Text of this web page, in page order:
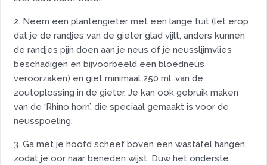
2. Neem een plantengieter met een lange tuit (let erop
dat je de randjes van de gieter glad vijlt, anders kunnen
de randjes pijn doen aan je neus of je neusslijmvlies
beschadigen en bijvoorbeeld een bloedneus
veroorzaken) en giet minimaal 250 ml. van de
zoutoplossing in de gieter. Je kan ook gebruik maken
van de ‘Rhino horn’, die speciaal gemaakt is voor de
neusspoeling.
3. Ga met je hoofd scheef boven een wastafel hangen,
zodat je oor naar beneden wijst. Duw het onderste